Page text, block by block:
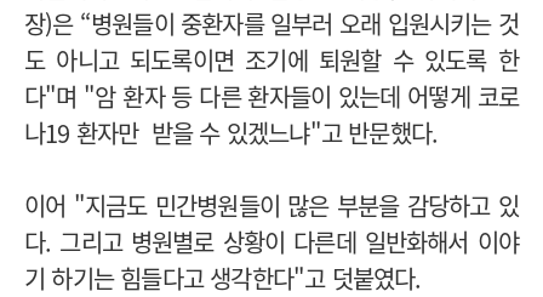
장)은 “병원들이 중환자를 일부러 오래 입원시키는 것
도 아니고 되도록이면 조기에 퇴원할 수 있도록 한
다"며 "암 환자 등 다른 환자들이 있는데 어떻게 코로
나19 환자만 받을 수 있겠느냐"고 반문했다.
이어 "지금도 민간병원들이 많은 부분을 감당하고 있
다. 그리고 병원별로 상황이 다른데 일반화해서 이야
기 하기는 힘들다고 생각한다"고 덧붙였다.